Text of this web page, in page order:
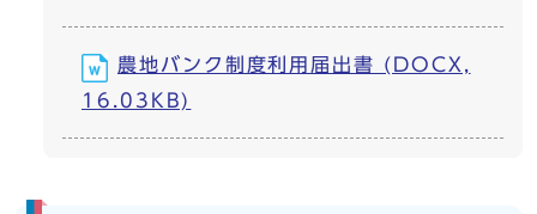
農地バンク制度利用届出書 (DOCX,
16.03KB)